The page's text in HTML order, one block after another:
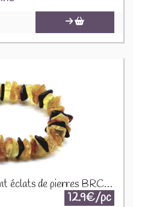
Ambre - Bracelet Enfant éclats de pierres BRC-AMBK
12.9€/pc